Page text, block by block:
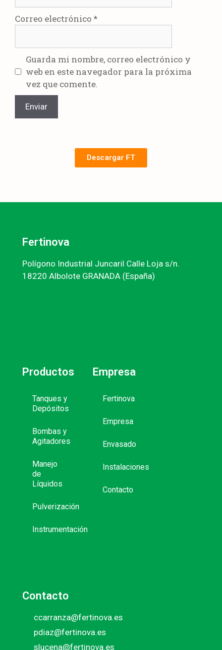
Correo electrónico *
Guarda mi nombre, correo electrónico y
web en este navegador para la próxima
vez que comente.
Descargar FT
Fertinova
Polígono Industrial Juncaril Calle Loja s/n.
18220 Albolote GRANADA (España)
Productos
Tanques y
Depósitos
Bombas y
Agitadores
Manejo
de
Líquidos
Pulverización
Instrumentación
Empresa
Fertinova
Empresa
Envasado
Instalaciones
Contacto
Contacto
ccarranza@fertinova.es
pdiaz@fertinova.es
slucena@fertinova.es